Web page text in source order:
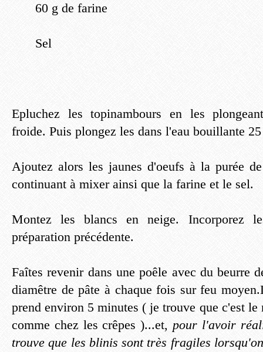
60 g de farine
Sel
Epluchez les topinambours en les
froide. Puis plongez les dans l'eau bouillante
Ajoutez alors les jaunes d'oeufs à la purée
continuant à mixer ainsi que la farine et le sel.
Montez les blancs en neige. Incorporez
préparation précédente.
Faîtes revenir dans une poêle avec du beurre
diamêtre de pâte à chaque fois sur feu
prend environ 5 minutes ( je trouve que c'est
comme chez les crêpes )...et, pour l'avoir
trouve que les blinis sont très fragiles